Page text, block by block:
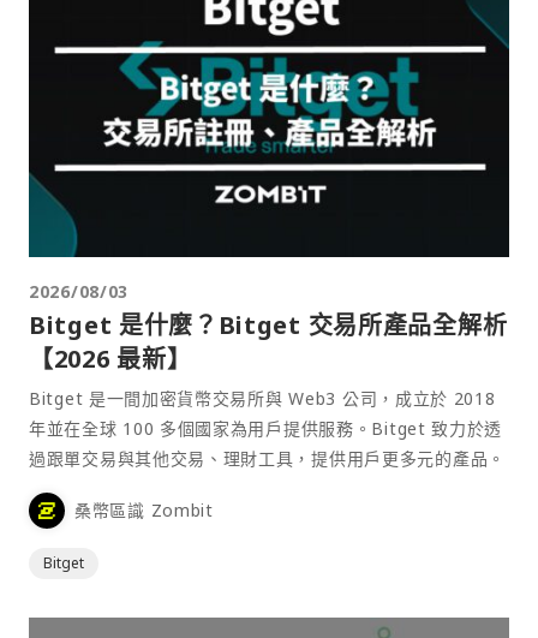
2026/08/03
Bitget 是什麼？Bitget 交易所產品全解析
【2026 最新】
Bitget 是一間加密貨幣交易所與 Web3 公司，成立於 2018
年並在全球 100 多個國家為用戶提供服務。Bitget 致力於透
過跟單交易與其他交易、理財工具，提供用戶更多元的產品。
桑幣區識 Zombit
Bitget